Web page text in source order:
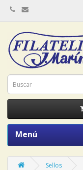
Menú
Sellos